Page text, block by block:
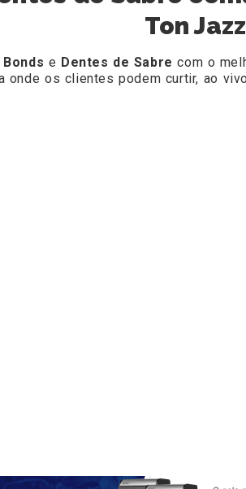
Ton Jazz
e Dentes de Sabre com o
onde os clientes podem curtir, ao